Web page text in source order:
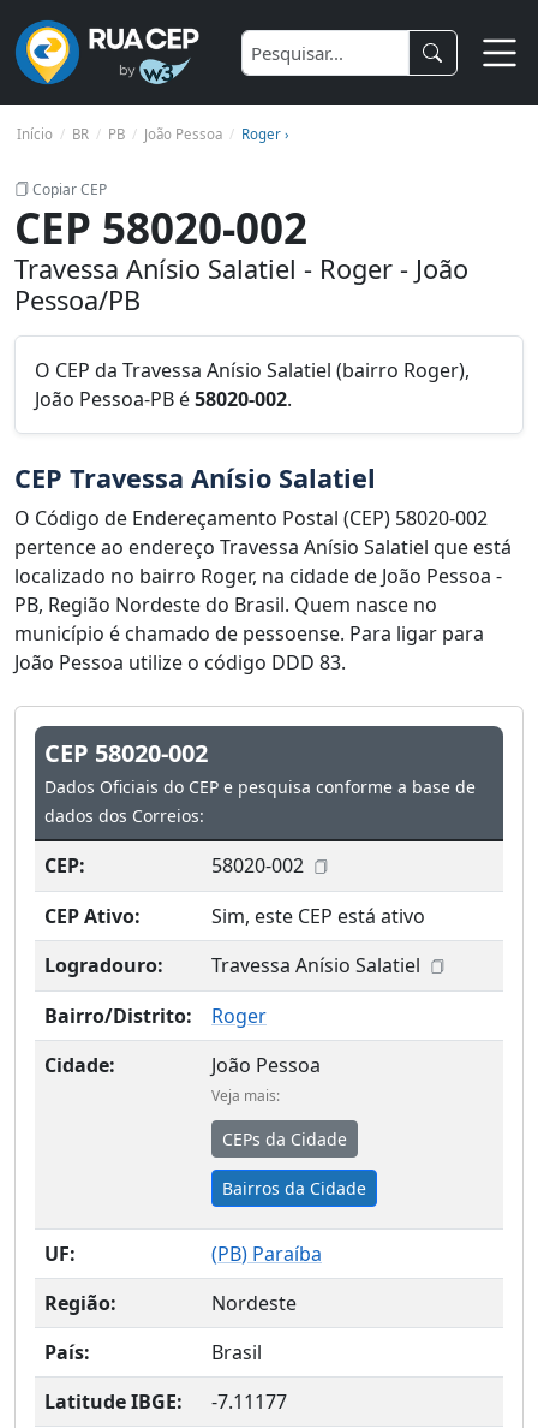
Início BR PB João Pessoa Roger ›
Copiar CEP
CEP 58020-002
Travessa Anísio Salatiel - Roger - João
Pessoa/PB
O CEP da Travessa Anísio Salatiel (bairro Roger),
João Pessoa-PB é58020-002.
CEP Travessa Anísio Salatiel
O Código de Endereçamento Postal (CEP) 58020-002
pertence ao endereço Travessa Anísio Salatiel que está
localizado no bairro Roger, na cidade de João Pessoa -
PB, Região Nordeste do Brasil. Quem nasce no
município é chamado de pessoense. Para ligar para
João Pessoa utilize o código DDD 83.
CEP 58020-002
Dados Oficiais do CEP e pesquisa conforme a base de
dados dos Correios:
CEP:
58020-002
CEP Ativo:
Sim, este CEP está ativo
Logradouro:
Travessa Anísio Salatiel
Bairro/Distrito:
Roger
Cidade:
João Pessoa
Veja mais:
CEPs da Cidade
Bairros da Cidade
UF: (PB) Paraíba
Região:
Nordeste
País:
Brasil
Latitude IBGE:
-7.11177